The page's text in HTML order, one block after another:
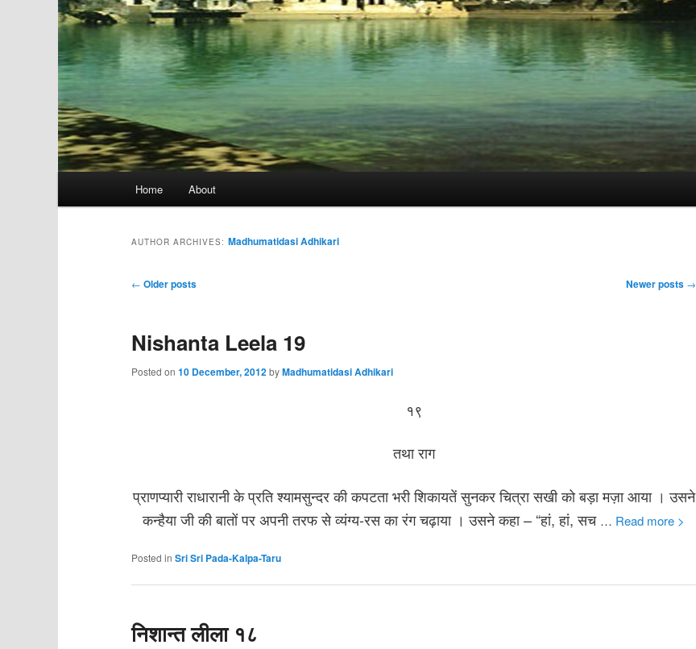
Home About
AUTHOR ARCHIVES: Madhumatidasi Adhikari
Post
← Older posts Newer posts →
Nishanta Leela 19
Posted on10 December, 2012byMadhumatidasi Adhikari
१९
तथा राग
प्राणप्यारी राधारानी के प्रति श्यामसुन्दर की कपटता भरी शिकायतें सुनकर चित्रा सखी को बड़ा मज़ा आया । उसने
कन्हैया जी की बातों पर अपनी तरफ से व्यंग्य-रस का रंग चढ़ाया । उसने कहा – “हां, हां, सच … Read more >
Posted in Sri Sri Pada-Kalpa-Taru
निशान्त लीला १८